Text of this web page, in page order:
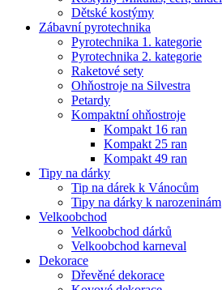
Dětské kostýmy
Zábavní pyrotechnika
Pyrotechnika 1. kategorie
Pyrotechnika 2. kategorie
Raketové sety
Ohňostroje na Silvestra
Petardy
Kompaktní ohňostroje
Kompakt 16 ran
Kompakt 25 ran
Kompakt 49 ran
Tipy na dárky
Tip na dárek k Vánocům
Tipy na dárky k narozeninám
Velkoobchod
Velkoobchod dárků
Velkoobchod karneval
Dekorace
Dřevěné dekorace